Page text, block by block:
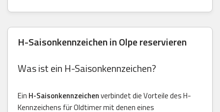
H-Saisonkennzeichen in Olpe reservieren
Was ist ein H-Saisonkennzeichen?
Ein H-Saisonkennzeichenverbindet die Vorteile des H-
Kennzeichens für Oldtimer mit denen eines